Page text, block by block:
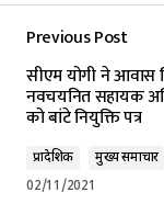
Previous Post
सीएम योगी ने आवास
नवचयनित सहायक
को बांटे नियुक्ति पत्र
प्रादेशिक
मुख्य समाचार
02/11/2021